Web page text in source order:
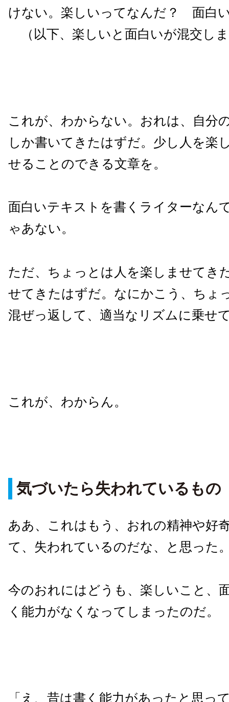
けない。楽しいってなんだ？ 面白
（以下、楽しいと面白いが混交し
これが、わからない。おれは、自分
しか書いてきたはずだ。少し人を楽
せることのできる文章を。
面白いテキストを書くライターなん
ゃあない。
ただ、ちょっとは人を楽しませてき
せてきたはずだ。なにかこう、ちょ
混ぜっ返して、適当なリズムに乗せ
これが、わからん。
気づいたら失われているもの
ああ、これはもう、おれの精神や好
て、失われているのだな、と思った
今のおれにはどうも、楽しいこと、
く能力がなくなってしまったのだ。
「え、昔は書く能力があったと思っ